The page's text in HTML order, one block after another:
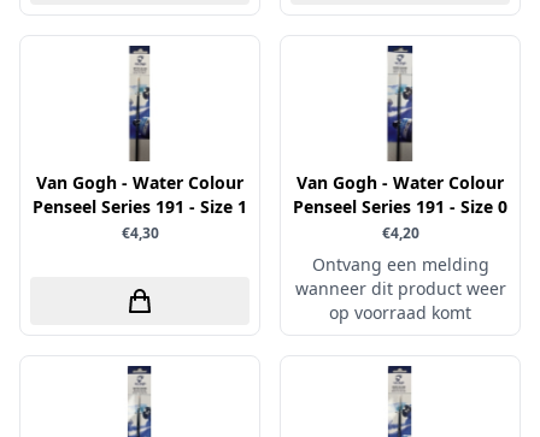
Pan Pastel
Simple and Basic
Van Gogh - Water Colour
Penseel Series 191 - Size 1
€4,30
Van Gogh - Water Colour
Penseel Series 191 - Size 0
€4,20
Ontvang een melding
wanneer dit product weer
op voorraad komt